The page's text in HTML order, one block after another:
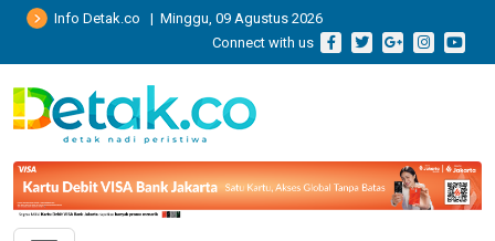
Info Detak.co | Minggu, 09 Agustus 2026
Connect with us